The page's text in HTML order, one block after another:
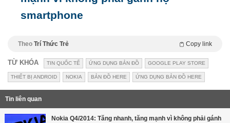
smartphone
Theo Trí Thức Trẻ Copy link
TỪ KHÓA TIN QUỐC TẾ ỨNG DỤNG BẢN ĐỒ GOOGLE PLAY STORE
THIẾT BỊ ANDROID NOKIA BẢN ĐỒ HERE ỨNG DỤNG BẢN ĐỒ HERE
Tin liên quan
Nokia Q4/2014: Tăng nhanh, tăng mạnh vì không phải gánh